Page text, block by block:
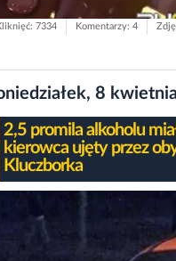
7334 Komentarzy: 4
8
2,5 promila alkoholu
kierowca ujęty przez
Kluczborka